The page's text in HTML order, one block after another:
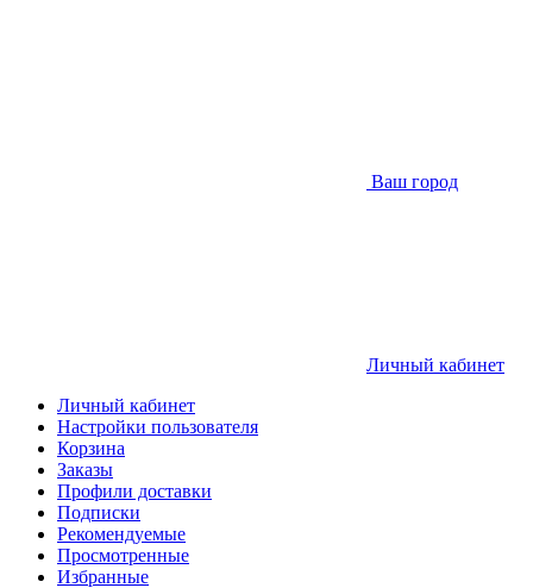
Ваш город
Личный кабинет
Личный кабинет
Настройки пользователя
Корзина
Заказы
Профили доставки
Подписки
Рекомендуемые
Просмотренные
Избранные